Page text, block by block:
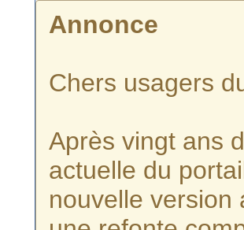
Annonce
Chers usagers
Après vingt ans
actuelle du
nouvelle version